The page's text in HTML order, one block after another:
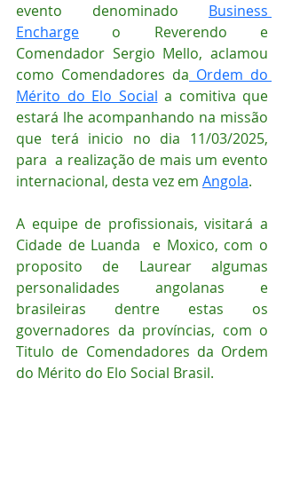
evento denominado Business
Encharge o Reverendo e
Comendador Sergio Mello, aclamou
como Comendadores da Ordem do
Mérito do Elo Social a comitiva que
estará lhe acompanhando na missão
que terá inicio no dia 11/03/2025,
para  a realização de mais um evento
internacional, desta vez em Angola.
A equipe de profissionais, visitará a
Cidade de Luanda  e Moxico, com o
proposito de Laurear algumas
personalidades angolanas e
brasileiras dentre estas os
governadores da províncias, com o
Titulo de Comendadores da Ordem
do Mérito do Elo Social Brasil.